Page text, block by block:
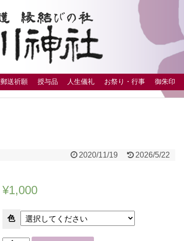
郵送祈願 授与品 人生儀礼 お祭り・行事 御朱印
2020/11/19 2026/5/22
¥1,000
色